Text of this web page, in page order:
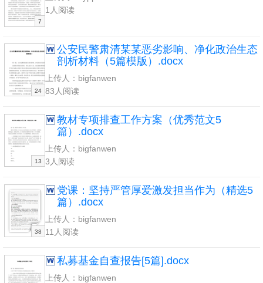
7
1人阅读
24
公安民警肃清某某恶劣影响、净化政治生态
剖析材料（5篇模版）.docx
上传人：bigfanwen
83人阅读
13
教材专项排查工作方案（优秀范文5
篇）.docx
上传人：bigfanwen
3人阅读
38
党课：坚持严管厚爱激发担当作为（精选5
篇）.docx
上传人：bigfanwen
11人阅读
私募基金自查报告[5篇].docx
上传人：bigfanwen